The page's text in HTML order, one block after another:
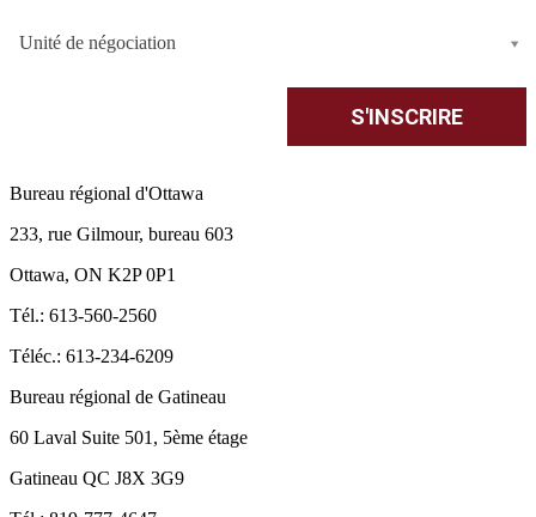
Unité de négociation
Bureau régional d'Ottawa
233, rue Gilmour, bureau 603
Ottawa, ON K2P 0P1
Tél.: 613-560-2560
Téléc.: 613-234-6209
Bureau régional de Gatineau
60 Laval Suite 501, 5ème étage
Gatineau QC J8X 3G9